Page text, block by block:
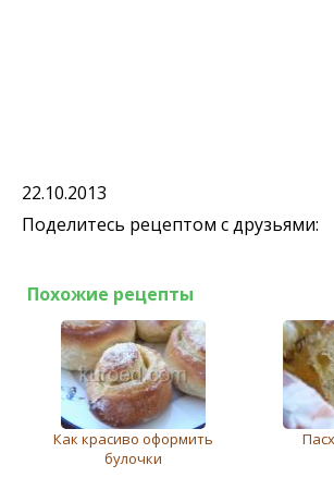
22.10.2013
Поделитесь рецептом с друзьями:
Похожие рецепты
Как красиво оформить
булочки